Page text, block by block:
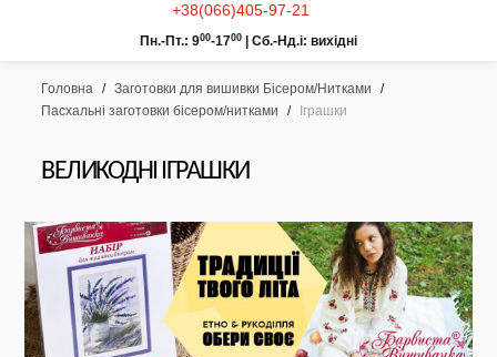
+38(066)405-97-21
Пн.-Пт.: 900-1700 Сб.-Нд.і: вихідні
NEW 2026 - Колекція «Українські
NEW DROP 26 - МОТАНКА
Головна / Заготовки для вишивки Бісером/Нитками
/
Пасхальні заготовки бісером/нитками
/ Іграшки
ВЕЛИКОДНІ ІГРАШКИ